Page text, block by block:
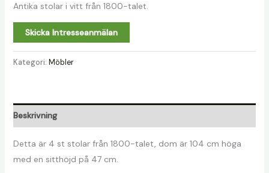
Antika stolar i vitt från 1800-talet.
Skicka Intresseanmälan
Kategori: Möbler
Beskrivning
Detta är 4 st stolar från 1800-talet, dom är 104 cm höga
med en sitthöjd på 47 cm.